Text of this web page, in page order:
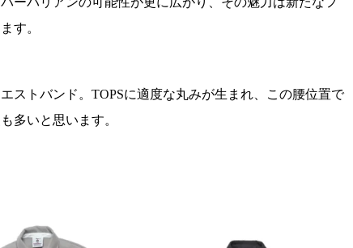
す。
ストバンド。TOPSに適度な丸みが生まれ、この腰位置で
多いと思います。